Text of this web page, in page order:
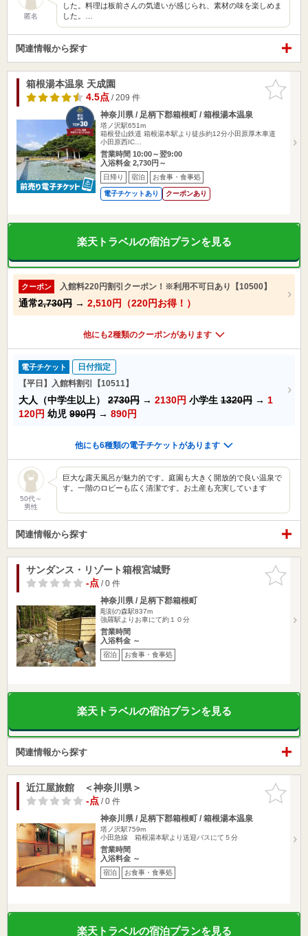
匿名
した。料理は板前さんの気遣いが感じられ、素材の味を楽しめま
した。…
関連情報から探す
お気に入
りに追加
箱根湯本温泉 天成園
4.5点/ 209 件
神奈川県 / 足柄下郡箱根町 / 箱根湯本温泉
塔ノ沢駅651m
箱根登山鉄道 箱根湯本駅より徒歩約12分小田原厚木車道
小田原西IC…
営業時間 10:00～翌9:00
入浴料金 2,730円～
日帰り 宿泊 お食事・食事処
電子チケットあり クーポンあり
楽天トラベルの宿泊プランを見る
クーポン 入館料220円割引クーポン！※利用不可日あり【10500】
通常2,730円 → 2,510円（220円お得！）
他にも2種類のクーポンがあります
電子チケット
日付指定
【平日】入館料割引【10511】
大人（中学生以上） 2730円 → 2130円 小学生 1320円 → 1
120円 幼児 990円 → 890円
他にも6種類の電子チケットがあります
50代～
男性
巨大な露天風呂が魅力的です。庭園も大きく開放的で良い温泉で
す。一階のロビーも広く清潔です。お土産も充実しています
関連情報から探す
お気に入
りに追加
サンダンス・リゾート箱根宮城野
-点/ 0 件
神奈川県 / 足柄下郡箱根町
彫刻の森駅837m
強羅駅よりお車にて約１０分
営業時間
入浴料金 ～
宿泊 お食事・食事処
楽天トラベルの宿泊プランを見る
関連情報から探す
お気に入
りに追加
近江屋旅館 ＜神奈川県＞
-点/ 0 件
神奈川県 / 足柄下郡箱根町 / 箱根湯本温泉
塔ノ沢駅759m
小田急線 箱根湯本駅より送迎バスにて５分
営業時間
入浴料金 ～
宿泊 お食事・食事処
楽天トラベルの宿泊プランを見る